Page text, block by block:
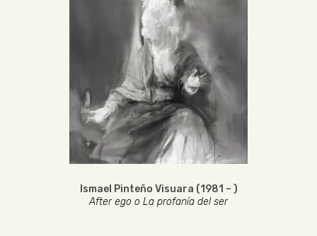
Ismael Pinteño Visuara (1981 – )
After ego o La profanía del ser